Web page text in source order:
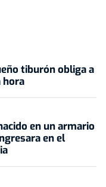
tiburón obliga a
hora
en un armario
en el